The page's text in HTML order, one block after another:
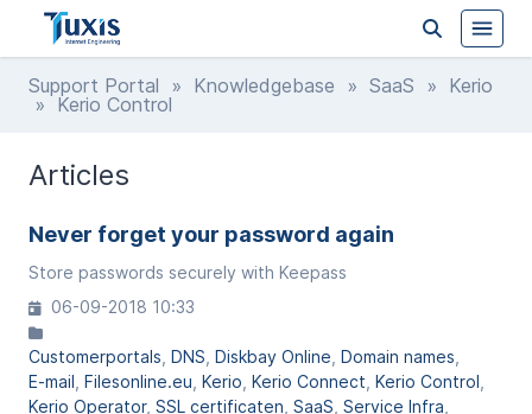
Support Portal » Knowledgebase » SaaS » Kerio
» Kerio Control
Articles
Never forget your password again
Store passwords securely with Keepass
06-09-2018 10:33
Customerportals DNS Diskbay Online Domain names
E-mail Filesonline.eu Kerio Kerio Connect Kerio Control
Kerio Operator SSL certificaten SaaS Service Infra